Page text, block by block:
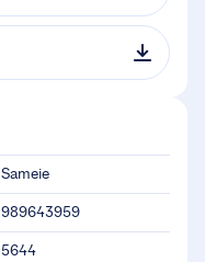
Sameie
989643959
5644